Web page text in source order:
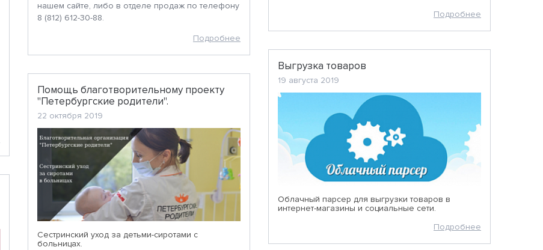
нашем сайте, либо в отделе продаж по телефону
8 (812) 612-30-88.
Подробнее
Помощь благотворительному проекту
"Петербургские родители".
22 октября 2019
Сестринский уход за детьми-сиротами с
больницах.
Подробнее
Выгрузка товаров
19 августа 2019
Облачный парсер для выгрузки товаров в
интернет-магазины и социальные сети.
Подробнее